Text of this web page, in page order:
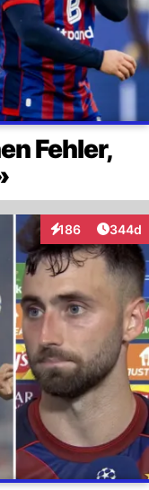
Fehler,
186
Interaktionen344d